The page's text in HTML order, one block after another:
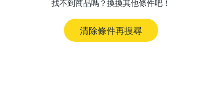
找不到商品嗎？換換其他條件吧！
清除條件再搜尋